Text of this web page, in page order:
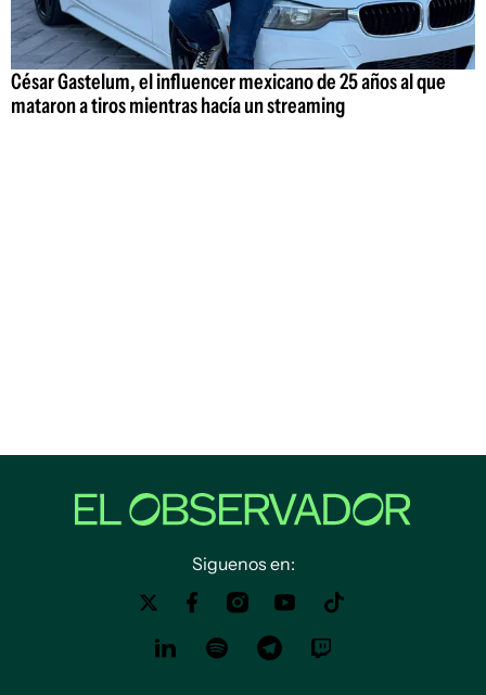
César Gastelum, el influencer mexicano de 25 años al que
mataron a tiros mientras hacía un streaming
Siguenos en: